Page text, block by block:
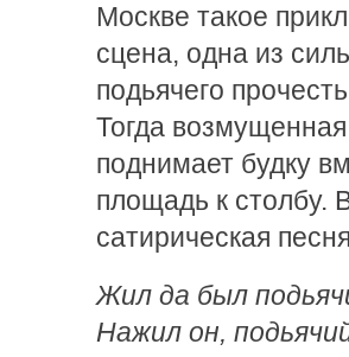
Москве такое
сцена, одна из
подьячего
Тогда
поднимает будку
площадь к столбу.
сатирическая
Жил да был
Нажил он,